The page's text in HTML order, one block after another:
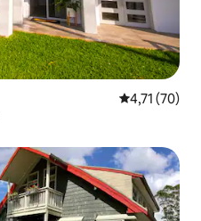
Gemiddelde
4,71 (70)